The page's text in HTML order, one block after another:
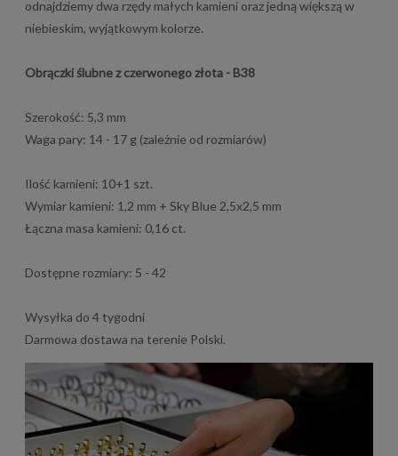
odnajdziemy dwa rzędy małych kamieni oraz jedną większą w
niebieskim, wyjątkowym kolorze.
Obrączki ślubne z czerwonego złota - B38
Szerokość: 5,3 mm
Waga pary: 14 - 17 g (zależnie od rozmiarów)
Ilość kamieni: 10+1 szt.
Wymiar kamieni: 1,2 mm + Sky Blue 2,5x2,5 mm
Łączna masa kamieni: 0,16 ct.
Dostępne rozmiary: 5 - 42
Wysyłka do 4 tygodni
Darmowa dostawa na terenie Polski.